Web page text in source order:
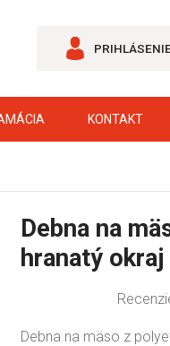
KONTAKT
Debna na
hranatý okraj
Debna na mäso z